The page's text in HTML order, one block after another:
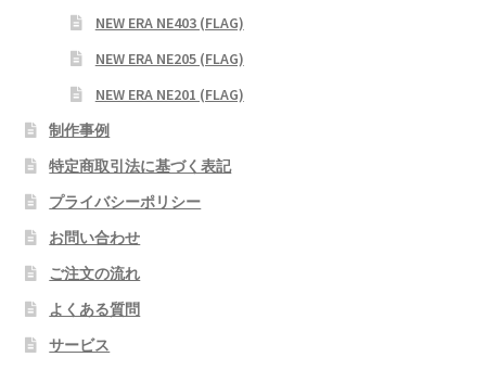
NEW ERA NE403 (FLAG)
NEW ERA NE205 (FLAG)
NEW ERA NE201 (FLAG)
制作事例
特定商取引法に基づく表記
プライバシーポリシー
お問い合わせ
ご注文の流れ
よくある質問
サービス